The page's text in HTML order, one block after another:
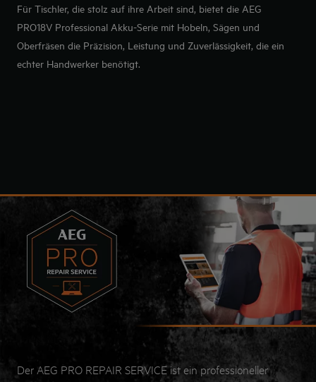
Für Tischler, die stolz auf ihre Arbeit sind, bietet die AEG
PRO18V Professional Akku-Serie mit Hobeln, Sägen und
Oberfräsen die Präzision, Leistung und Zuverlässigkeit, die ein
echter Handwerker benötigt.
Der AEG PRO REPAIR SERVICE ist ein professioneller